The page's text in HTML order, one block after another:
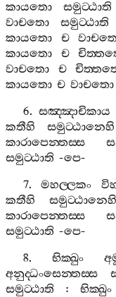
කායතො
සමුට‍්ඨාති
වාචතො
සමුට‍්ඨාති
කායතො
ච
කායතො
ච
වාචතො
ච
කායතො ච වාචතො
6. සඤ‍්ඤාචිකාය
කතීහි
සමුට‍්ඨානෙහි
කාරාපෙන‍්තස‍්ස
සමුට‍්ඨාති -පෙ-
7.මහල‍්ලකං
කතීහි
සමුට‍්ඨානෙහි
කාරාපෙන‍්තස‍්ස
සමුට‍්ඨාති -පෙ-
8. භික‍්ඛුං
අනුද‍්ධංසෙන‍්තස‍්ස
සමුට‍්ඨාති :භික‍්ඛුං